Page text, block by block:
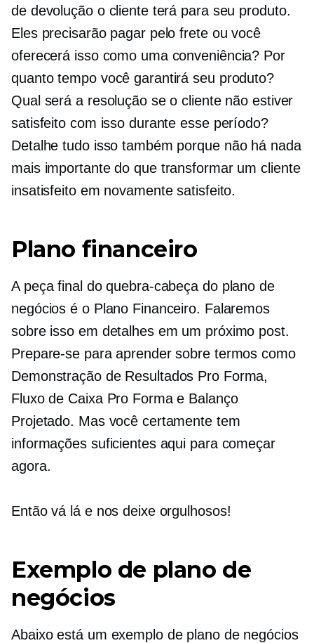
de devolução o cliente terá para seu produto.
Eles precisarão pagar pelo frete ou você
oferecerá isso como uma conveniência? Por
quanto tempo você garantirá seu produto?
Qual será a resolução se o cliente não estiver
satisfeito com isso durante esse período?
Detalhe tudo isso também porque não há nada
mais importante do que transformar um cliente
insatisfeito em novamente satisfeito.
Plano financeiro
A peça final do quebra-cabeça do plano de
negócios é o Plano Financeiro. Falaremos
sobre isso em detalhes em um próximo post.
Prepare-se para aprender sobre termos como
Demonstração de Resultados Pro Forma,
Fluxo de Caixa Pro Forma e Balanço
Projetado. Mas você certamente tem
informações suficientes aqui para começar
agora.
Então vá lá e nos deixe orgulhosos!
Exemplo de plano de
negócios
Abaixo está um exemplo de plano de negócios